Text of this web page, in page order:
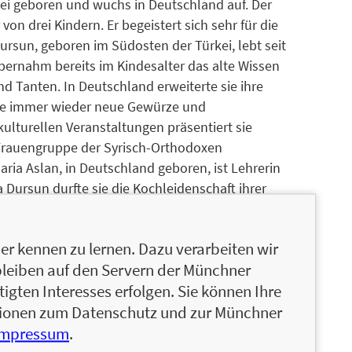
geboren und wuchs in Deutschland auf. Der
drei Kindern. Er begeistert sich sehr für die
geboren im Südosten der Türkei, lebt seit
bereits im Kindesalter das alte Wissen
Tanten. In Deutschland erweiterte sie ihre
immer wieder neue Gewürze und
Veranstaltungen präsentiert sie
der Syrisch-Orthodoxen
Aslan, in Deutschland geboren, ist Lehrerin
durfte sie die Kochleidenschaft ihrer
und wuchs in Deutschland auf. Der
drei Kindern. Er begeistert sich sehr für die
geboren im Südosten der Türkei, lebt seit
bereits im Kindesalter das alte Wissen
kennen zu lernen. Dazu verarbeiten wir
auf den Servern der Münchner
Interesses erfolgen. Sie können Ihre
zum Datenschutz und zur Münchner
.